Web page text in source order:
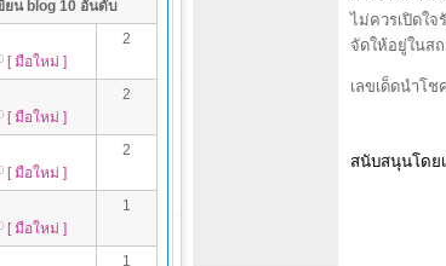
ยน blog 10 อันดับ
[ มือใหม่ ]
2
[ มือใหม่ ]
2
[ มือใหม่ ]
2
[ มือใหม่ ]
1
1
ไม่ควรเปิดใ
จัดให้อยู่ในส
เลขเด็ดนำโช
สนับสนุนโดย